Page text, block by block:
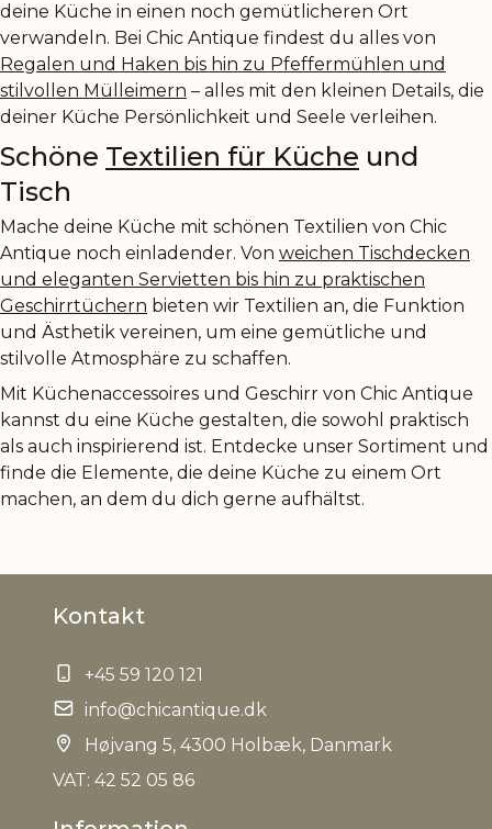
deine Küche in einen noch gemütlicheren Ort
verwandeln. Bei Chic Antique findest du alles von
Regalen und Haken bis hin zu Pfeffermühlen und
stilvollen Mülleimern – alles mit den kleinen Details, die
deiner Küche Persönlichkeit und Seele verleihen.
Schöne Textilien für Küche und
Tisch
Mache deine Küche mit schönen Textilien von Chic
Antique noch einladender. Von weichen Tischdecken
und eleganten Servietten bis hin zu praktischen
Geschirrtüchern bieten wir Textilien an, die Funktion
und Ästhetik vereinen, um eine gemütliche und
stilvolle Atmosphäre zu schaffen.
Mit Küchenaccessoires und Geschirr von Chic Antique
kannst du eine Küche gestalten, die sowohl praktisch
als auch inspirierend ist. Entdecke unser Sortiment und
finde die Elemente, die deine Küche zu einem Ort
machen, an dem du dich gerne aufhältst.
Kontakt
+45 59 120 121
info@chicantique.dk
Højvang 5, 4300 Holbæk, Danmark
VAT: 42 52 05 86